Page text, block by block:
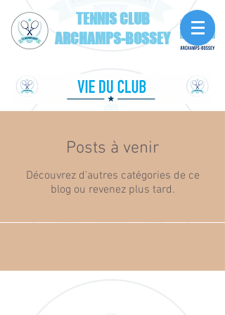
TENNIS CLUB
ARCHAMPS-BOSSEY
Posts à venir
Découvrez d'autres catégories de ce
blog ou revenez plus tard.